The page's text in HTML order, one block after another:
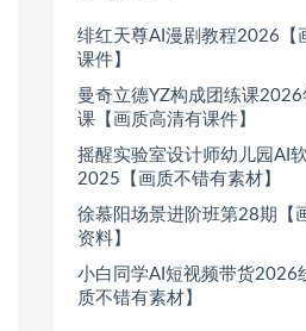
绯红天尊AI漫剧教程2026【
课件】
曼奇立德YZ构成团练课
课【画质高清有课件】
摇醒实验室设计师幼儿园AI
2025【画质不错有素材】
徐慕阳场景进阶班第28期【
资料】
小白同学AI短视频带货2026
质不错有素材】